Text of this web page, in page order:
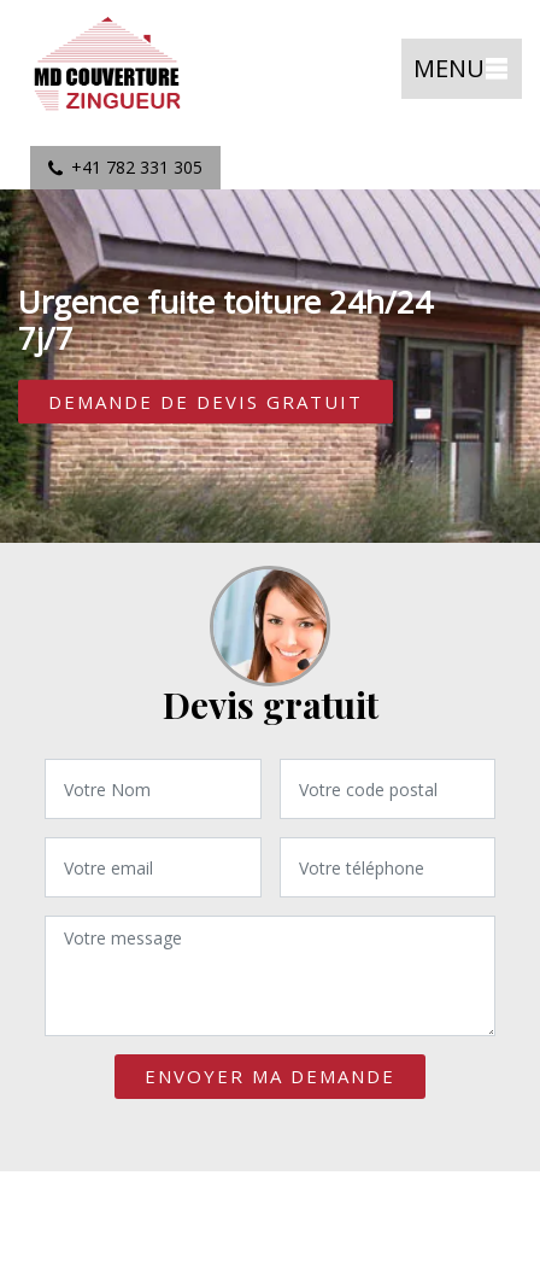
MENU
+41 782 331 305
Urgence fuite toiture 24h/24
7j/7
DEMANDE DE DEVIS GRATUIT
Devis gratuit